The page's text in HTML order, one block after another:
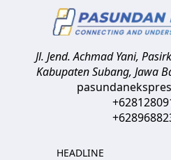
Jl. Jend. Achmad Yani,
Kabupaten Subang, Jawa
HEADLINE